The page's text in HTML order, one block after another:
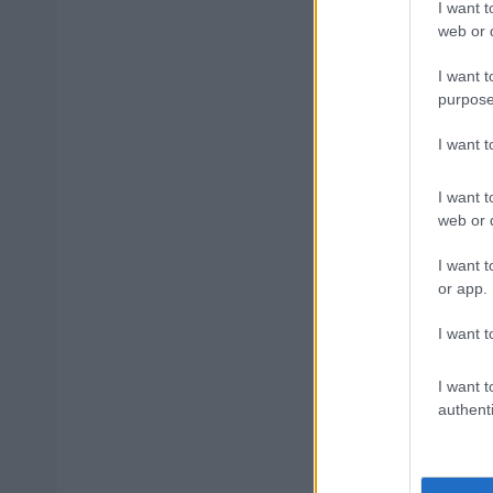
I want
web or
I want
I want
I want
web or
I want
or app.
I want
I want
ΥΠΕΣ:
Στάδιο